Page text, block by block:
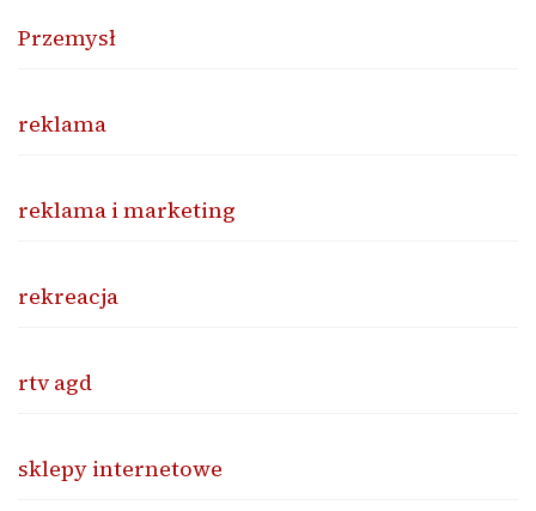
Przemysł
reklama
reklama i marketing
rekreacja
rtv agd
sklepy internetowe